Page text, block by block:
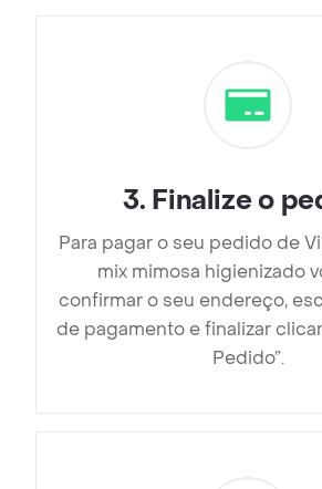
3. Finalize o
Para pagar o seu pedido de
mix mimosa higienizado
confirmar o seu endereço,
de pagamento e finalizar
Pedido”.